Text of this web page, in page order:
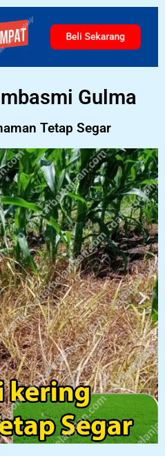
Beli Sekarang
Gulma
Tetap Segar